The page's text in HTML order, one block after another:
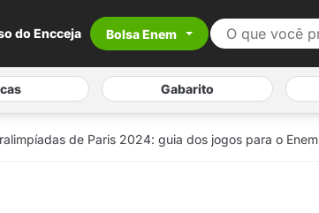
do Encceja Bolsa Enem
Gabarito
de Paris 2024: guia dos jogos para o Enem